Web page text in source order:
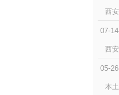
07-14
05-26